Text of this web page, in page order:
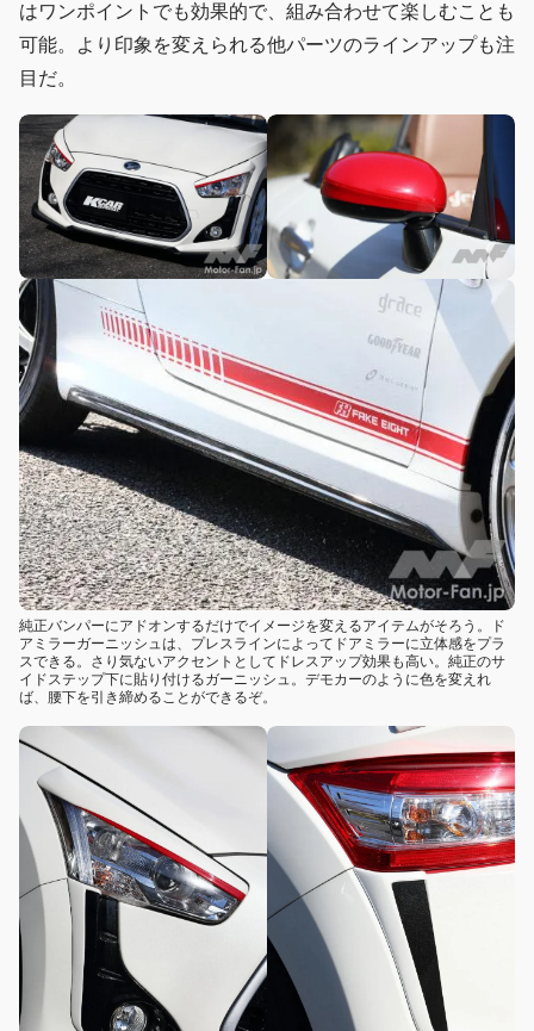
はワンポイントでも効果的で、組み合わせて楽しむことも
可能。より印象を変えられる他パーツのラインアップも注
目だ。
純正バンパーにアドオンするだけでイメージを変えるアイテムがそろう。ド
アミラーガーニッシュは、プレスラインによってドアミラーに立体感をプラ
スできる。さり気ないアクセントとしてドレスアップ効果も高い。純正のサ
イドステップ下に貼り付けるガーニッシュ。デモカーのように色を変えれ
ば、腰下を引き締めることができるぞ。